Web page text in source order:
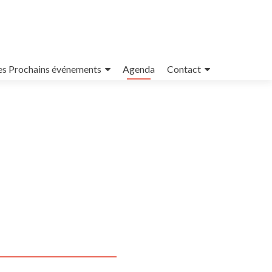
Prochains événements Agenda Contact